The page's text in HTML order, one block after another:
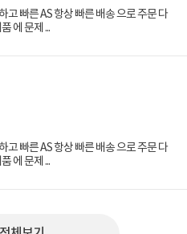
빠른 AS 항상 빠른 배송 으로 주문 다
에 문제 ...
빠른 AS 항상 빠른 배송 으로 주문 다
에 문제 ...